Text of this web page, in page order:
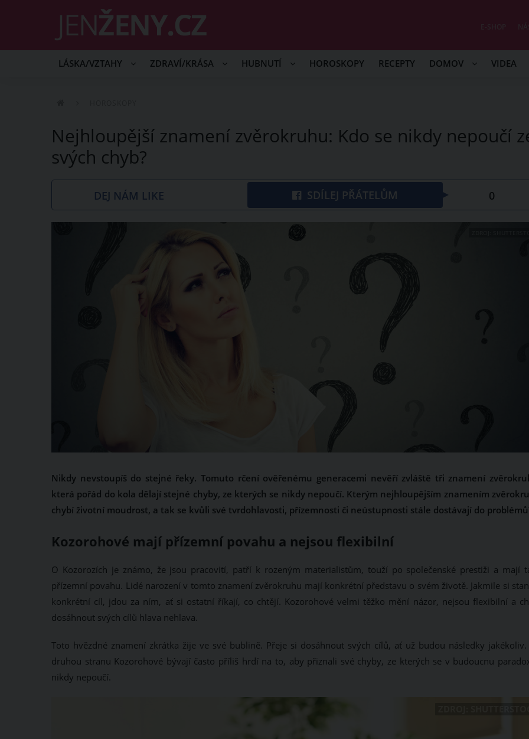
LÁSKA/VZTAHY ZDRAVÍ/KRÁSA HUBNUTÍ HOROSKOPY RECEPTY DOMOV VIDEA
Nejhloupější znamení zvěrokruhu: Kdo se nikdy nepoučí
svých chyb?
DEJ NÁM LIKE SDÍLEJ PŘÁTELŮM 0
Nikdy nevstoupíš do stejné řeky. Tomuto rčení ověřenému generacemi nevěří zvláště tři znamení
která pořád do kola dělají stejné chyby, ze kterých se nikdy nepoučí. Kterým nejhloupějším znamením
chybí životní moudrost, a tak se kvůli své tvrdohlavosti, přízemnosti či neústupnosti stále dostávají do
Kozorohové mají přízemní povahu a nejsou flexibilní
O Kozorozích je známo, že jsou pracovití, patří k rozeným materialistům, touží po společenské prestiži a mají
přízemní povahu. Lidé narození v tomto znamení zvěrokruhu mají konkrétní představu o svém životě. Jakmile si
konkrétní cíl, jdou za ním, ať si ostatní říkají, co chtějí. Kozorohové velmi těžko mění názor, nejsou flexibilní a
dosáhnout svých cílů hlava nehlava.
Toto hvězdné znamení zkrátka žije ve své bublině. Přeje si dosáhnout svých cílů, ať už budou následky jakékoliv.
druhou stranu Kozorohové bývají často příliš hrdí na to, aby přiznali své chyby, ze kterých se v budoucnu
nikdy nepoučí.